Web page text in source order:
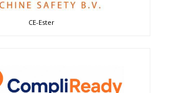
CE-Ester